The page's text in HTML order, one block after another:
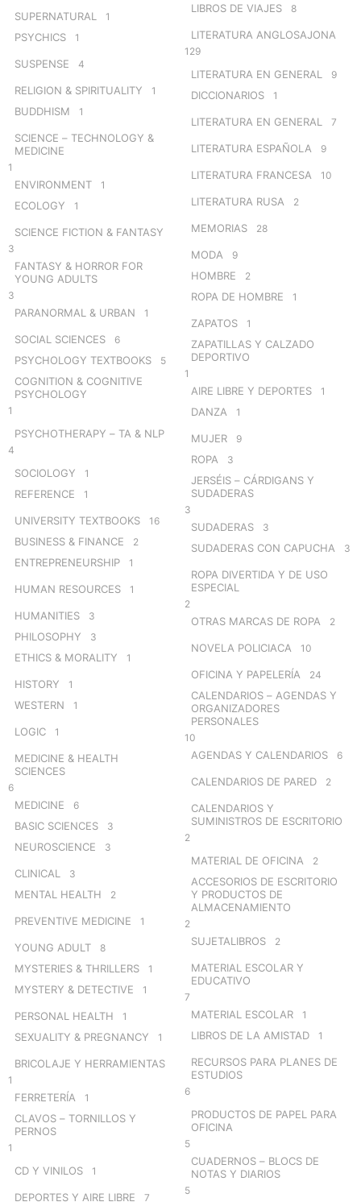
SUPERNATURAL 1
PSYCHICS 1
SUSPENSE 4
RELIGION & SPIRITUALITY 1
BUDDHISM 1
SCIENCE – TECHNOLOGY &
MEDICINE
1
ENVIRONMENT 1
ECOLOGY 1
SCIENCE FICTION & FANTASY
3
FANTASY & HORROR FOR
YOUNG ADULTS
3
PARANORMAL & URBAN 1
SOCIAL SCIENCES 6
PSYCHOLOGY TEXTBOOKS 5
COGNITION & COGNITIVE
PSYCHOLOGY
1
PSYCHOTHERAPY – TA & NLP
4
SOCIOLOGY 1
REFERENCE 1
UNIVERSITY TEXTBOOKS 16
BUSINESS & FINANCE 2
ENTREPRENEURSHIP 1
HUMAN RESOURCES 1
HUMANITIES 3
PHILOSOPHY 3
ETHICS & MORALITY 1
HISTORY 1
WESTERN 1
LOGIC 1
MEDICINE & HEALTH
SCIENCES
6
MEDICINE 6
BASIC SCIENCES 3
NEUROSCIENCE 3
CLINICAL 3
MENTAL HEALTH 2
PREVENTIVE MEDICINE 1
YOUNG ADULT 8
MYSTERIES & THRILLERS 1
MYSTERY & DETECTIVE 1
PERSONAL HEALTH 1
SEXUALITY & PREGNANCY 1
BRICOLAJE Y HERRAMIENTAS
1
FERRETERÍA 1
CLAVOS – TORNILLOS Y
PERNOS
1
CD Y VINILOS 1
DEPORTES Y AIRE LIBRE 7
LIBROS DE VIAJES 8
LITERATURA ANGLOSAJONA
129
LITERATURA EN GENERAL 9
DICCIONARIOS 1
LITERATURA EN GENERAL 7
LITERATURA ESPAÑOLA 9
LITERATURA FRANCESA 10
LITERATURA RUSA 2
MEMORIAS 28
MODA 9
HOMBRE 2
ROPA DE HOMBRE 1
ZAPATOS 1
ZAPATILLAS Y CALZADO
DEPORTIVO
1
AIRE LIBRE Y DEPORTES 1
DANZA 1
MUJER 9
ROPA 3
JERSÉIS – CÁRDIGANS Y
SUDADERAS
3
SUDADERAS 3
SUDADERAS CON CAPUCHA 3
ROPA DIVERTIDA Y DE USO
ESPECIAL
2
OTRAS MARCAS DE ROPA 2
NOVELA POLICIACA 10
OFICINA Y PAPELERÍA 24
CALENDARIOS – AGENDAS Y
ORGANIZADORES
PERSONALES
10
AGENDAS Y CALENDARIOS 6
CALENDARIOS DE PARED 2
CALENDARIOS Y
SUMINISTROS DE ESCRITORIO
2
MATERIAL DE OFICINA 2
ACCESORIOS DE ESCRITORIO
Y PRODUCTOS DE
ALMACENAMIENTO
2
SUJETALIBROS 2
MATERIAL ESCOLAR Y
EDUCATIVO
7
MATERIAL ESCOLAR 1
LIBROS DE LA AMISTAD 1
RECURSOS PARA PLANES DE
ESTUDIOS
6
PRODUCTOS DE PAPEL PARA
OFICINA
5
CUADERNOS – BLOCS DE
NOTAS Y DIARIOS
5